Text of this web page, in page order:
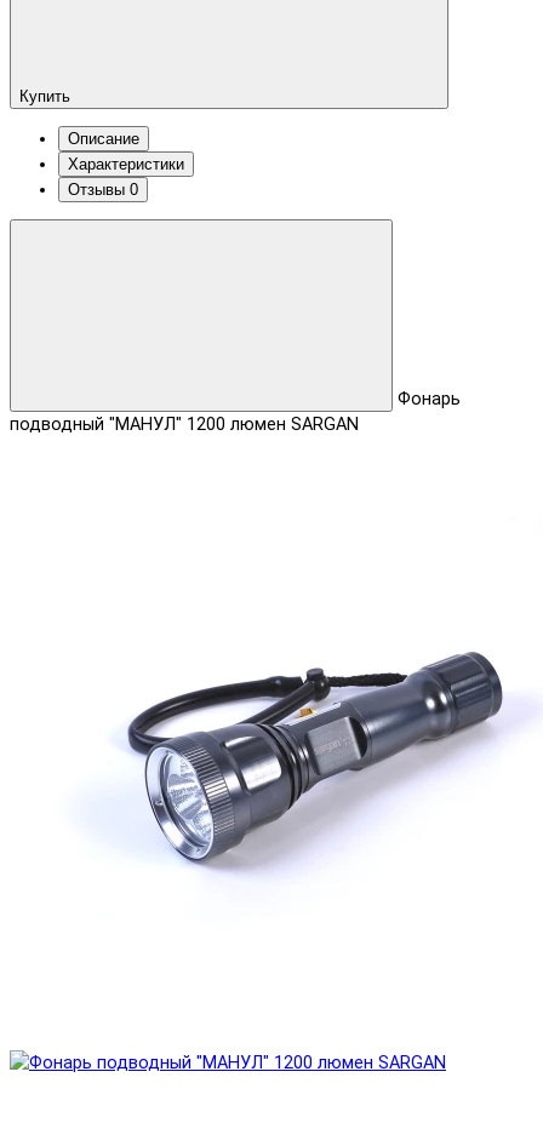
Купить
Описание
Характеристики
Отзывы 0
Фонарь
подводный "МАНУЛ" 1200 люмен SARGAN